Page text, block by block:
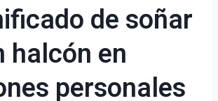
de soñar
halcón en
personales